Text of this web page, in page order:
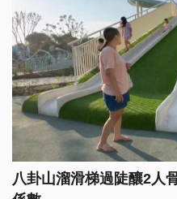
八卦山溜滑梯過陡釀2人